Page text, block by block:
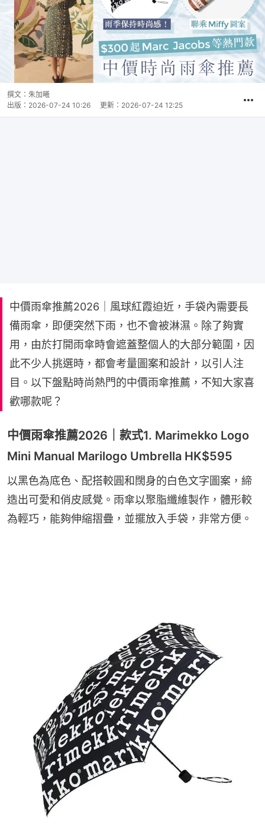
撰文： 朱加曦
出版： 2026-07-24 10:26 更新： 2026-07-24 12:25
中價雨傘推薦2026｜風球紅霞迫近，手袋內需要長
備雨傘，即便突然下雨，也不會被淋濕。除了夠實
用，由於打開雨傘時會遮蓋整個人的大部分範圍，因
此不少人挑選時，都會考量圖案和設計，以引人注
目。以下盤點時尚熱門的中價雨傘推薦，不知大家喜
歡哪款呢？
中價雨傘推薦2026｜款式1. Marimekko Logo
Mini Manual Marilogo Umbrella HK$595
以黑色為底色、配搭較圓和闊身的白色文字圖案，締
造出可愛和俏皮感覺。雨傘以聚脂纖維製作，體形較
為輕巧，能夠伸縮摺疊，並擺放入手袋，非常方便。